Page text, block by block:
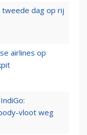
dag op rij
airlines op
vloot weg